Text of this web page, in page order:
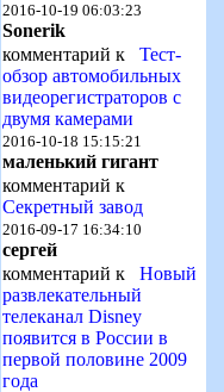
2016-10-19 06:03:23
Sonerik
комментарий к Тест-
обзор автомобильных
видеорегистраторов с
двумя камерами
2016-10-18 15:15:21
маленький гигант
комментарий к
Секретный завод
2016-09-17 16:34:10
сергей
комментарий к Новый
развлекательный
телеканал Disney
появится в России в
первой половине 2009
года